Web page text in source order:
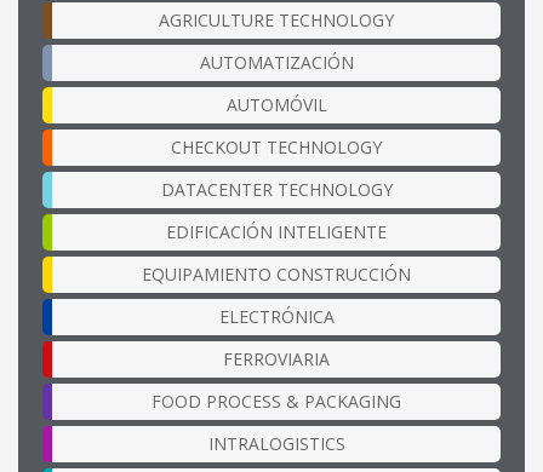
AGRICULTURE TECHNOLOGY
AUTOMATIZACIÓN
AUTOMÓVIL
CHECKOUT TECHNOLOGY
DATACENTER TECHNOLOGY
EDIFICACIÓN INTELIGENTE
EQUIPAMIENTO CONSTRUCCIÓN
ELECTRÓNICA
FERROVIARIA
FOOD PROCESS & PACKAGING
INTRALOGISTICS